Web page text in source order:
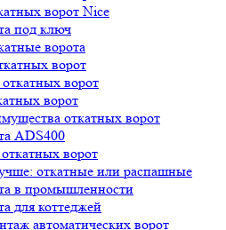
ворот Nice
под ключ
ворота
ворот
ворот
ворот
откатных ворот
ADS400
ворот
откатные или распашные
в промышленности
для коттеджей
автоматических ворот